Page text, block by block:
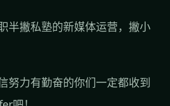
半撇私塾的新媒体运营，撇小
努力有勤奋的你们一定都收到